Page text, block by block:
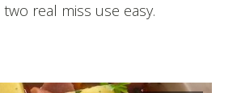
two real miss use easy.